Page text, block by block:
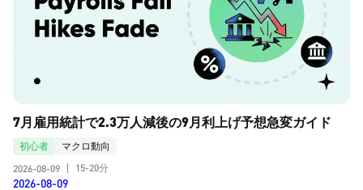
7月雇用統計で2.3万人減後の9月利上げ予想急変ガイド
初心者
マクロ動向
2026-08-09
15-20分
2026-08-09